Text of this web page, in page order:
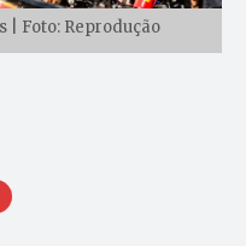
| Foto: Reprodução